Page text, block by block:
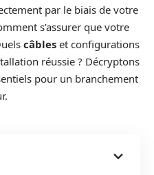
par le biais de votre
s’assurer que votre
câbles et configurations
réussie ? Décryptons
pour un branchement